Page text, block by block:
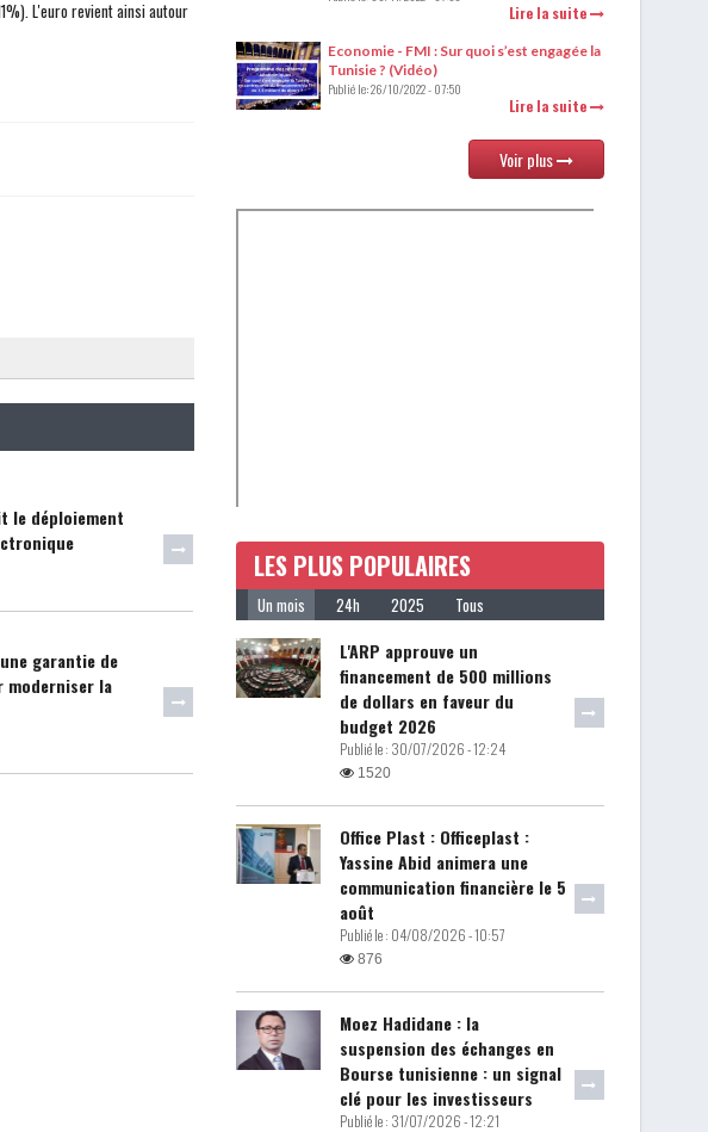
L'euro revient ainsi autour
le déploiement
garantie de
moderniser la
Lire la suite
Economie - FMI : Sur quoi s’est engagée la
Tunisie ? (Vidéo)
Publié le:26/10/2022 - 07:50
Lire la suite
Voir plus
LES PLUS POPULAIRES
Un mois 24h 2025 Tous
L'ARP approuve un
financement de 500 millions
de dollars en faveur du
budget 2026
Publié le : 30/07/2026 - 12:24
1520
Office Plast : Officeplast :
Yassine Abid animera une
communication financière le 5
août
Publié le : 04/08/2026 - 10:57
876
Moez Hadidane : la
suspension des échanges en
Bourse tunisienne : un signal
clé pour les investisseurs
Publié le : 31/07/2026 - 12:21